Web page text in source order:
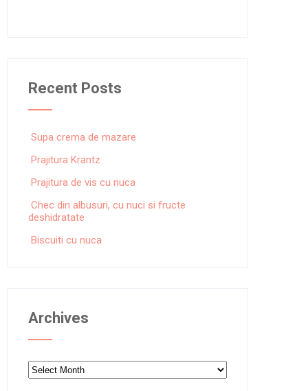
Recent Posts
Supa crema de mazare
Prajitura Krantz
Prajitura de vis cu nuca
Chec din albusuri, cu nuci si fructe
deshidratate
Biscuiti cu nuca
Archives
Archives